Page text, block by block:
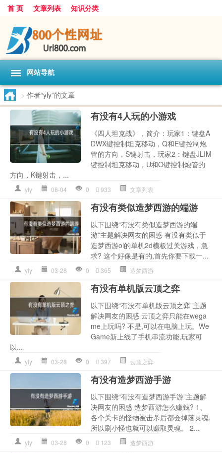
首 页 文章列表 知识分类
网站导航
> 作者“yly”的文章
有没有4人玩的小游戏
《四人坦克战》，简介：玩家1：键盘A
DWX键控制坦克移动，Q和E键控制炮
管的方向，S键射击，玩家2：键盘JLIM
键控制坦克移动，U和O键控制炮管的
方向，K键射击，...
yly 08-04 0 933 文章列表
有没有类似造梦西游的端游
以下围绕“有没有类似造梦西游的端
游”主题解决网友的困惑 有没有类似于
造梦西游ol的单机2d横板过关游戏，急
求? 这个好像是有的,首先你要下载一...
yly 03-28 0 365 造梦西游
有没有单机版云顶之弈
以下围绕“有没有单机版云顶之弈”主题
解决网友的困惑 云顶之弈只能在wega
me上玩吗? 不是,可以在电脑上玩。We
Game新上线了手机串流功能,玩家可
以...
yly 03-28 0 397 云顶之弈
有没有造梦西游手游
以下围绕“有没有造梦西游手游”主题解
决网友的困惑 造梦西游怎么赚钱? 1、
各个关卡的怪物被击杀后都会掉落灵魂,
所以刷小怪也就可以赚取灵魂。 2...
yly 03-28 0 123 造梦西游